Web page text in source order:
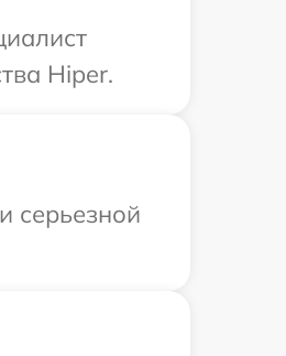
Hiper.
серьезной